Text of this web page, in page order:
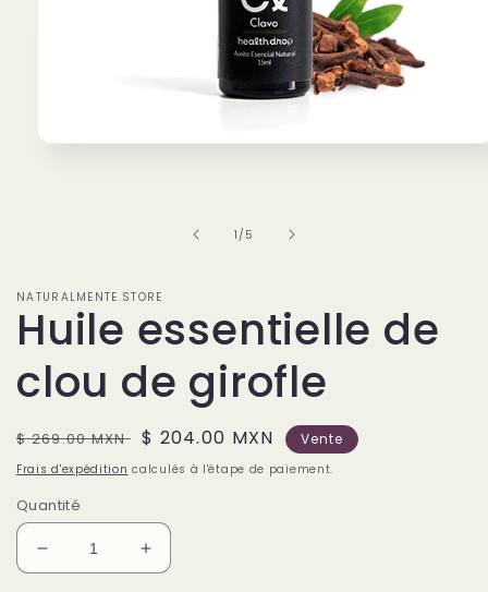
1 /de
5
NATURALMENTE.STORE
Huile essentielle de
clou de girofle
Prix
habituel
$ 269.00 MXN
Prix
soldé
$ 204.00 MXN Vente
Frais d'expédition calculés à l'étape de paiement.
Quantité
Réduire
la
Augmenter
la